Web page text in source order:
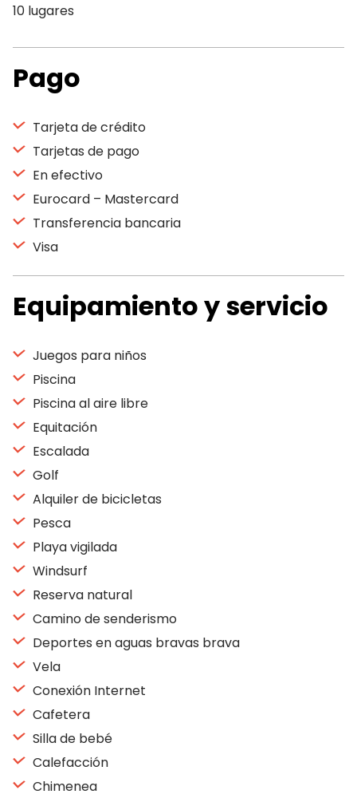
10 lugares
Pago
Tarjeta de crédito
Tarjetas de pago
En efectivo
Eurocard – Mastercard
Transferencia bancaria
Visa
Equipamiento y servicio
Juegos para niños
Piscina
Piscina al aire libre
Equitación
Escalada
Golf
Alquiler de bicicletas
Pesca
Playa vigilada
Windsurf
Reserva natural
Camino de senderismo
Deportes en aguas bravas brava
Vela
Conexión Internet
Cafetera
Silla de bebé
Calefacción
Chimenea